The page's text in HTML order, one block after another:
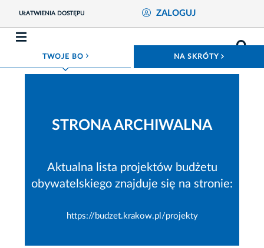
UŁATWIENIA DOSTĘPU ZALOGUJ
TWOJE BO ROZWIŃ MENU NA SKRÓTY
STRONA ARCHIWALNA
Aktualna lista projektów budżetu
obywatelskiego znajduje się na stronie:
https://budzet.krakow.pl/projekty